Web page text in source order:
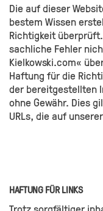
Die auf dieser
bestem Wissen
Richtigkeit
sachliche Fehler
Kielkowski.com«
Haftung für die
der bereitgestellten
ohne Gewähr. Dies
URLs, die auf
HAFTUNG FÜR LINKS